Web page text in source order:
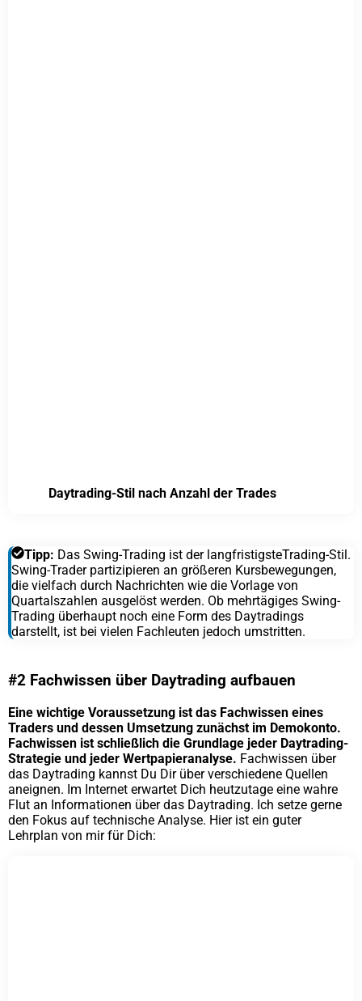
Daytrading-Stil nach Anzahl der Trades
Tipp: Das Swing-Trading ist der langfristigsteTrading-Stil.
Swing-Trader partizipieren an größeren Kursbewegungen,
die vielfach durch Nachrichten wie die Vorlage von
Quartalszahlen ausgelöst werden. Ob mehrtägiges Swing-
Trading überhaupt noch eine Form des Daytradings
darstellt, ist bei vielen Fachleuten jedoch umstritten.
#2 Fachwissen über Daytrading aufbauen
Eine wichtige Voraussetzung ist das Fachwissen eines
Traders und dessen Umsetzung zunächst im Demokonto.
Fachwissen ist schließlich die Grundlage jeder Daytrading-
Strategie und jeder Wertpapieranalyse. Fachwissen über
das Daytrading kannst Du Dir über verschiedene Quellen
aneignen. Im Internet erwartet Dich heutzutage eine wahre
Flut an Informationen über das Daytrading. Ich setze gerne
den Fokus auf technische Analyse. Hier ist ein guter
Lehrplan von mir für Dich: